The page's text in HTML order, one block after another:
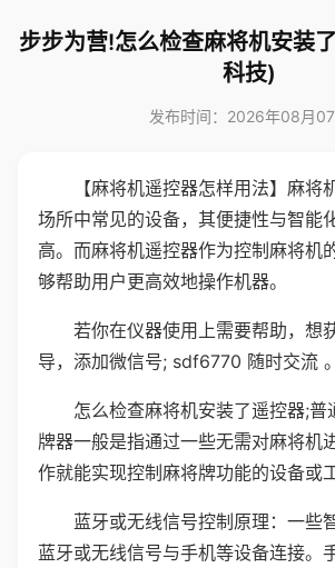
步步为营!怎么检查麻将机安装
科技)
发布时间：2026年08月
【麻将机遥控器怎样用法】麻将
场所中常见的设备，其便捷性与智能
高。而麻将机遥控器作为控制麻将机
够帮助用户更高效地操作机器。
若你在仪器使用上需要帮助，想
导，添加微信号; sdf6770 随时交流 。
怎么检查麻将机安装了遥控器;普
牌器一般是指通过一些无需对麻将机
作就能实现控制麻将牌功能的设备或工
蓝牙或无线信号控制原理：一些
蓝牙或无线信号与手机等设备连接。